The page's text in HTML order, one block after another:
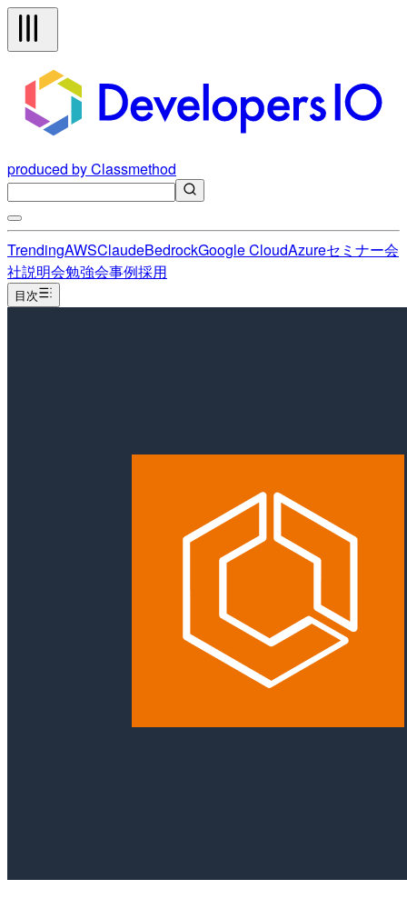
produced by Classmethod
TrendingAWSClaudeBedrockGoogle CloudAzureセミナー会
社説明会勉強会事例採用
目次